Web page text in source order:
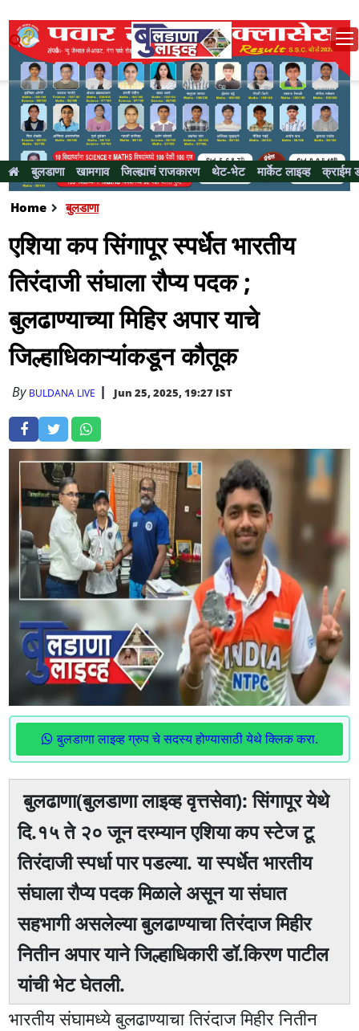
बुलडाणा खामगाव जिल्ह्याचं राजकारण थेट-भेट मार्केट लाइव्ह क्राईम
Home बुलडाणा
एशिया कप सिंगापूर स्पर्धेत भारतीय
तिरंदाजी संघाला रौप्य पदक ;
बुलढाण्याच्या मिहिर अपार याचे
जिल्हाधिकाऱ्यांकडून कौतूक
By BULDANA LIVE Jun 25, 2025, 19:27 IST
बुलडाणा लाइव्ह ग्रुप चे सदस्य होण्यासाठी येथे क्लिक करा.
बुलढाणा(बुलडाणा लाइव्ह वृत्तसेवा): सिंगापूर येथे
दि.१५ ते २० जून दरम्यान एशिया कप स्टेज टू
तिरंदाजी स्पर्धा पार पडल्या. या स्पर्धेत भारतीय
संघाला रौप्य पदक मिळाले असून या संघात
सहभागी असलेल्या बुलढाण्याचा तिरंदाज मिहीर
नितीन अपार याने जिल्हाधिकारी डॉ.किरण पाटील
यांची भेट घेतली.
भारतीय संघामध्ये बुलढाण्याचा तिरंदाज मिहीर नितीन